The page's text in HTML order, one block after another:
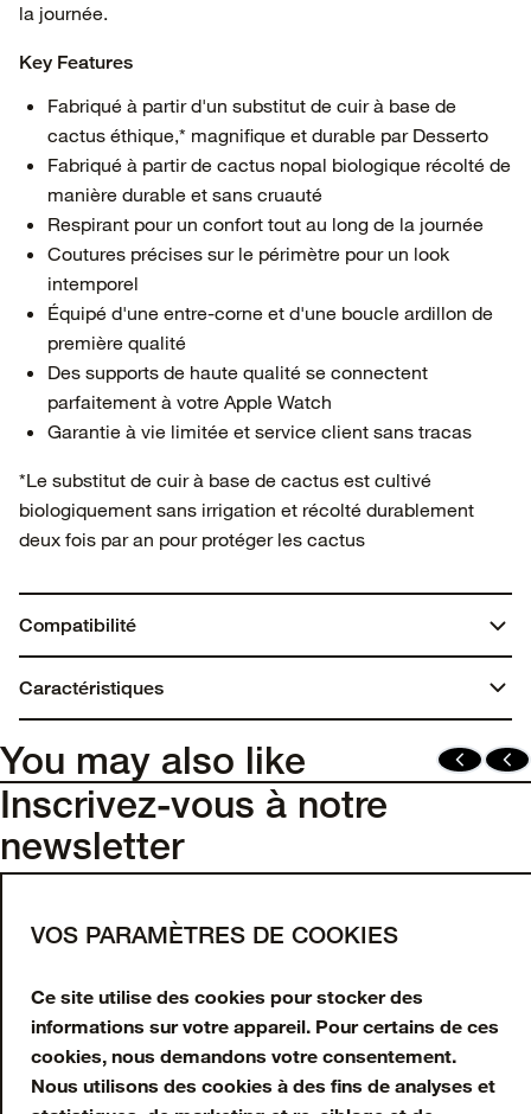
la journée.
Key Features
Fabriqué à partir d'un substitut de cuir à base de
cactus éthique,* magnifique et durable par Desserto
Fabriqué à partir de cactus nopal biologique récolté de
manière durable et sans cruauté
Respirant pour un confort tout au long de la journée
Coutures précises sur le périmètre pour un look
intemporel
Équipé d'une entre-corne et d'une boucle ardillon de
première qualité
Des supports de haute qualité se connectent
parfaitement à votre Apple Watch
Garantie à vie limitée et service client sans tracas
*Le substitut de cuir à base de cactus est cultivé
biologiquement sans irrigation et récolté durablement
deux fois par an pour protéger les cactus
Compatibilité
Apple Watch 44/45/46mm
Caractéristiques
7,1875 po x 2,125 po x 0,6875 po
Poids :
0,03 livre | 12,84 g
Matériel
Polyuréthane
You may also like
Inscrivez-vous à notre
newsletter
Saisissez votre adresse e-mail pour obtenir 10 %
recevoir des offres et mises à jour en exclusivité.
Adresse e-mail
S'INSCRIRE
FacebookInstagramTiktokYoutube
VOS PARAMÈTRES DE COOKIES
Ce site utilise des cookies pour stocker des
informations sur votre appareil. Pour certains de ces
cookies, nous demandons votre consentement.
Nous utilisons des cookies à des fins de analyses et